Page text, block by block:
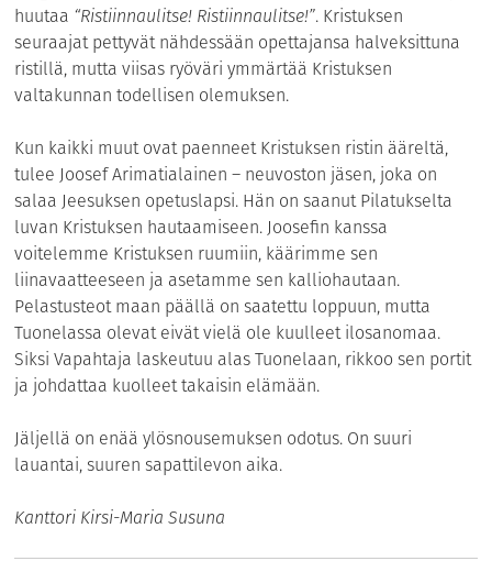
huutaa “Ristiinnaulitse! Ristiinnaulitse!”. Kristuksen
seuraajat pettyvät nähdessään opettajansa halveksittuna
ristillä, mutta viisas ryöväri ymmärtää Kristuksen
valtakunnan todellisen olemuksen.
Kun kaikki muut ovat paenneet Kristuksen ristin ääreltä,
tulee Joosef Arimatialainen – neuvoston jäsen, joka on
salaa Jeesuksen opetuslapsi. Hän on saanut Pilatukselta
luvan Kristuksen hautaamiseen. Joosefin kanssa
voitelemme Kristuksen ruumiin, käärimme sen
liinavaatteeseen ja asetamme sen kalliohautaan.
Pelastusteot maan päällä on saatettu loppuun, mutta
Tuonelassa olevat eivät vielä ole kuulleet ilosanomaa.
Siksi Vapahtaja laskeutuu alas Tuonelaan, rikkoo sen portit
ja johdattaa kuolleet takaisin elämään.
Jäljellä on enää ylösnousemuksen odotus. On suuri
lauantai, suuren sapattilevon aika.
Kanttori Kirsi-Maria Susuna